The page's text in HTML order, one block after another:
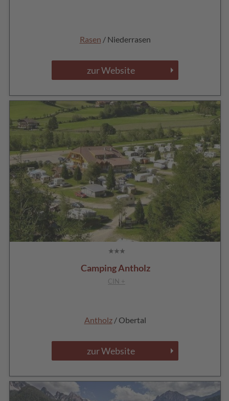
Rasen / Niederrasen
zur Website
Camping Antholz
CIN +
Antholz/ Obertal
zur Website